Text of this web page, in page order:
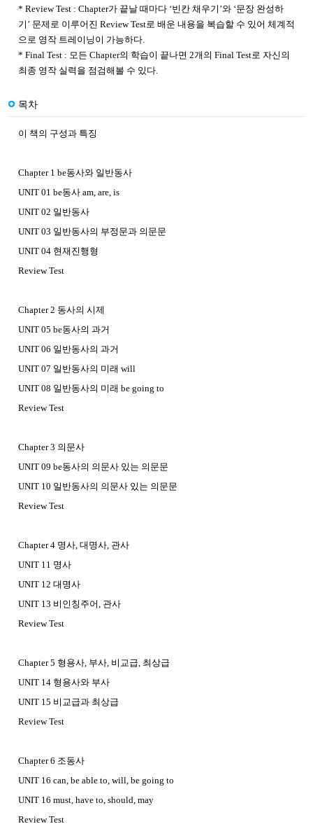
* Review Test : Chapter가 끝날 때마다 ‘빈칸 채우기’와 ‘문장 완성하
기’ 문제로 이루어진 Review Test로 배운 내용을 복습할 수 있어 체계적
으로 영작 트레이닝이 가능하다.
* Final Test : 모든 Chapter의 학습이 끝나면 2개의 Final Test로 자신의
최종 영작 실력을 점검해볼 수 있다.
목차
이 책의 구성과 특징
Chapter 1 be동사와 일반동사
UNIT 01 be동사 am, are, is
UNIT 02 일반동사
UNIT 03 일반동사의 부정문과 의문문
UNIT 04 현재진행형
Review Test
Chapter 2 동사의 시제
UNIT 05 be동사의 과거
UNIT 06 일반동사의 과거
UNIT 07 일반동사의 미래 will
UNIT 08 일반동사의 미래 be going to
Review Test
Chapter 3 의문사
UNIT 09 be동사의 의문사 있는 의문문
UNIT 10 일반동사의 의문사 있는 의문문
Review Test
Chapter 4 명사, 대명사, 관사
UNIT 11 명사
UNIT 12 대명사
UNIT 13 비인칭주어, 관사
Review Test
Chapter 5 형용사, 부사, 비교급, 최상급
UNIT 14 형용사와 부사
UNIT 15 비교급과 최상급
Review Test
Chapter 6 조동사
UNIT 16 can, be able to, will, be going to
UNIT 16 must, have to, should, may
Review Test